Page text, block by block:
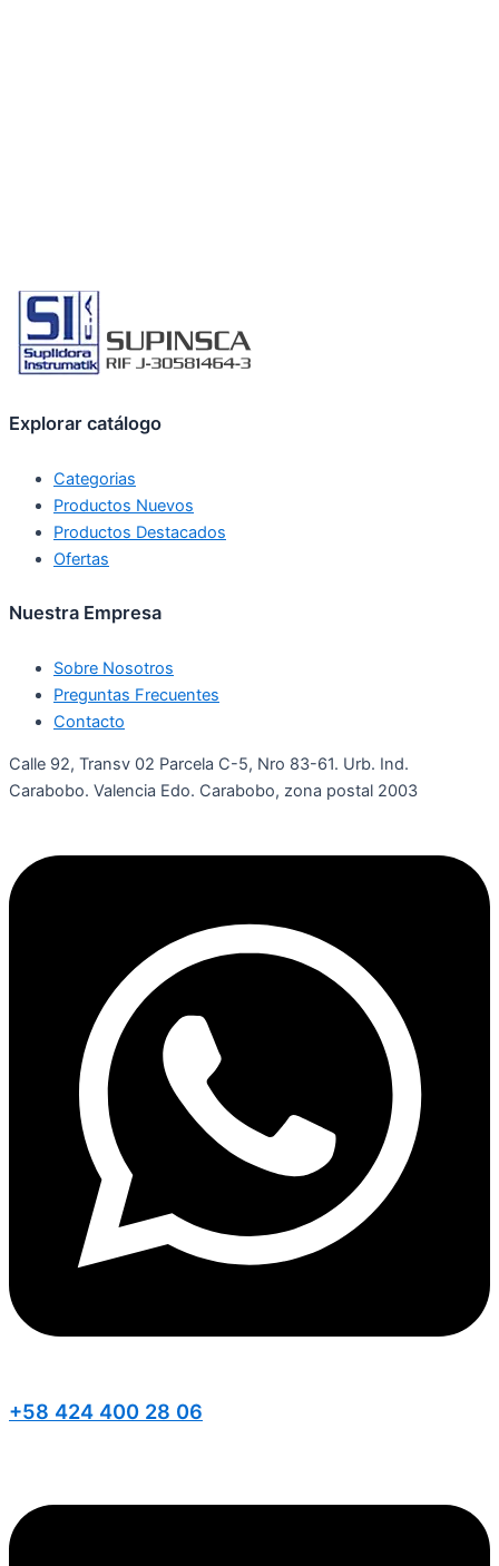
Explorar catálogo
Categorias
Productos Nuevos
Productos Destacados
Ofertas
Nuestra Empresa
Sobre Nosotros
Preguntas Frecuentes
Contacto
Calle 92, Transv 02 Parcela C-5, Nro 83-61. Urb. Ind.
Carabobo. Valencia Edo. Carabobo, zona postal 2003
+58 424 400 28 06